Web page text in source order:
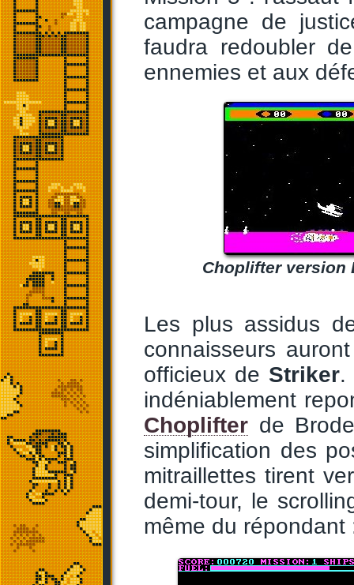
campagne de
faudra redoubler
ennemies et aux
Choplifter version
Les plus assidus
connaisseurs
officieux de Striker.
indéniablement
Choplifter de
simplification des
mitraillettes tirent
demi-tour, le
même du répondant